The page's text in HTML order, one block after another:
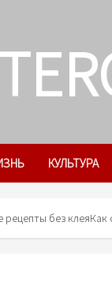
КУЛЬТУРА
без клеяКак